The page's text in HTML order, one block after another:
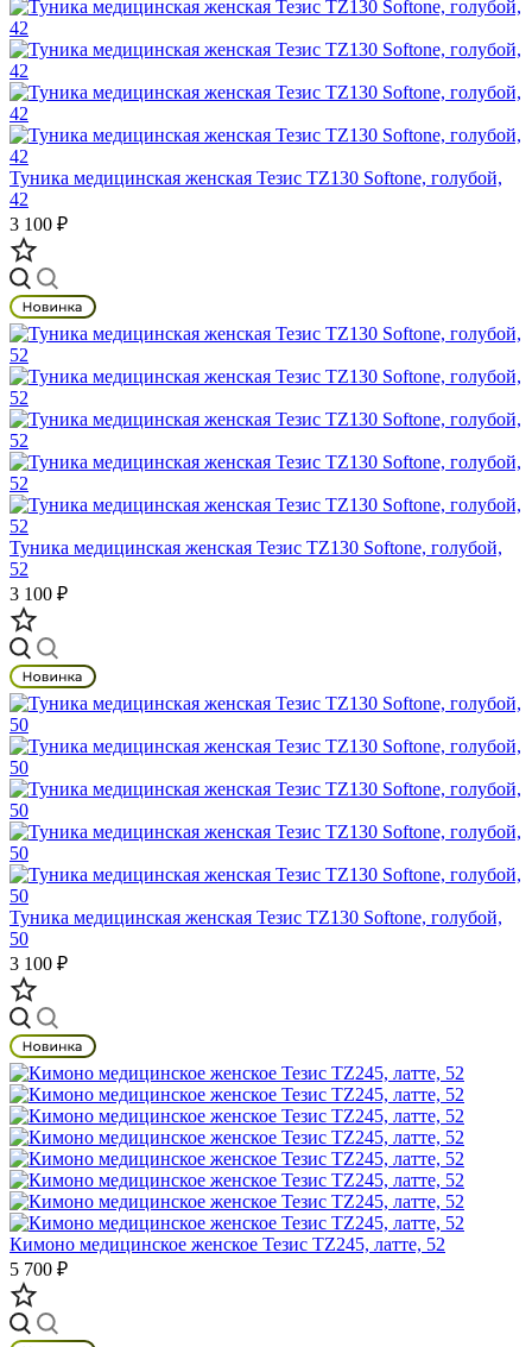
Туника медицинская женская Тезис TZ130 Softone, голубой,
42
3 100 ₽
Туника медицинская женская Тезис TZ130 Softone, голубой,
52
3 100 ₽
Туника медицинская женская Тезис TZ130 Softone, голубой,
50
3 100 ₽
Кимоно медицинское женское Тезис TZ245, латте, 52
5 700 ₽